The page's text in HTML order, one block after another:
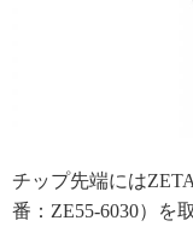
チップ先端には
番：ZE55-6030）を